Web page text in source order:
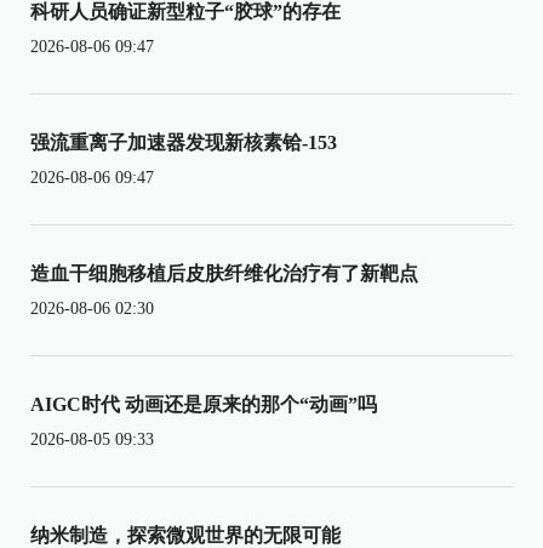
科研人员确证新型粒子“胶球”的存在
2026-08-06 09:47
强流重离子加速器发现新核素铪-153
2026-08-06 09:47
造血干细胞移植后皮肤纤维化治疗有了新靶点
2026-08-06 02:30
AIGC时代 动画还是原来的那个“动画”吗
2026-08-05 09:33
纳米制造，探索微观世界的无限可能